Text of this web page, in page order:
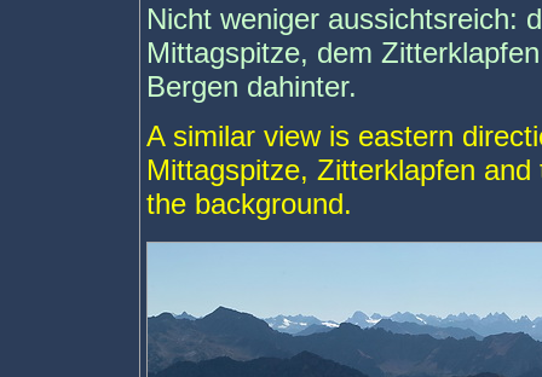
Nicht weniger aussichtsreich:
Mittagspitze, dem
Bergen dahinter.
A similar view is eastern
Mittagspitze, Zitterklapfen
the background.